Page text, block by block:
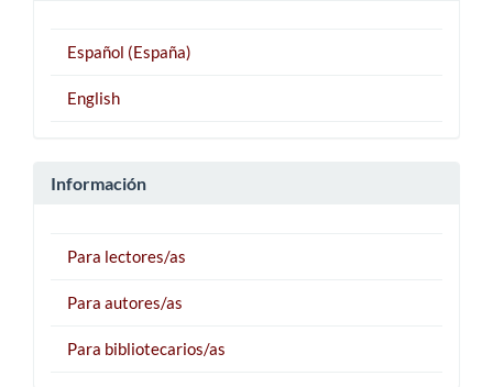
Español (España)
English
Información
Para lectores/as
Para autores/as
Para bibliotecarios/as